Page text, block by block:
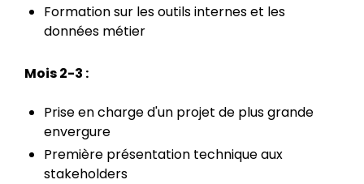
Formation sur les outils internes et les
données métier
Mois 2-3 :
Prise en charge d'un projet de plus grande
envergure
Première présentation technique aux
stakeholders